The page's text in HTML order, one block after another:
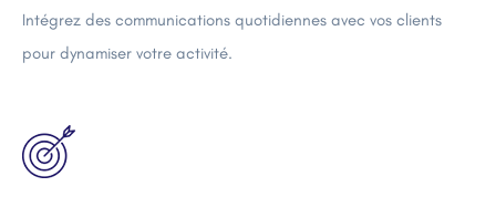
Intégrez des communications quotidiennes avec vos clients
pour dynamiser votre activité.